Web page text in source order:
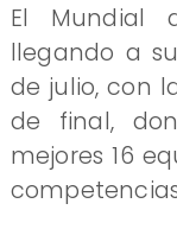
El Mundial
llegando a
de julio, con
de final,
mejores 16